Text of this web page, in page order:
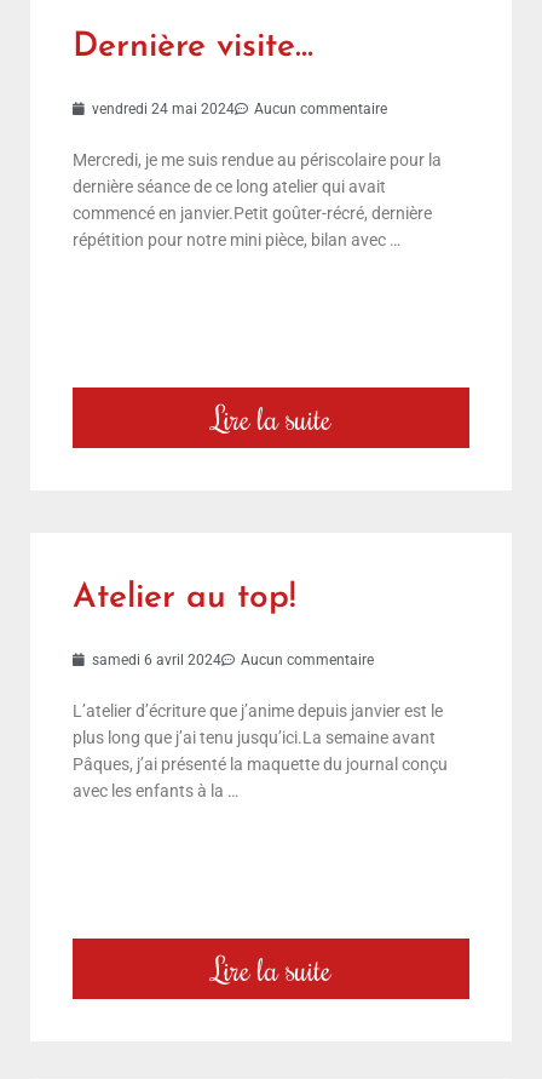
Dernière visite…
vendredi 24 mai 2024 Aucun commentaire
Mercredi, je me suis rendue au périscolaire pour la
dernière séance de ce long atelier qui avait
commencé en janvier.Petit goûter-récré, dernière
répétition pour notre mini pièce, bilan avec …
Lire la suite
Atelier au top!
samedi 6 avril 2024 Aucun commentaire
L’atelier d’écriture que j’anime depuis janvier est le
plus long que j’ai tenu jusqu’ici.La semaine avant
Pâques, j’ai présenté la maquette du journal conçu
avec les enfants à la …
Lire la suite